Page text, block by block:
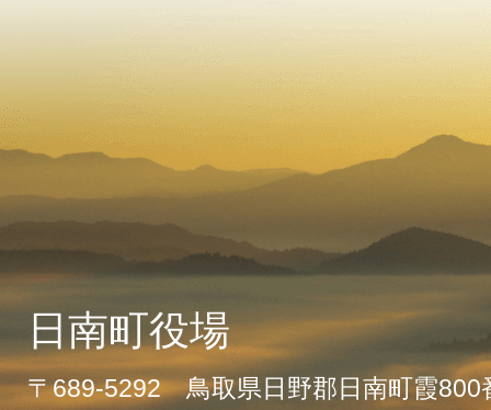
日南町役場
〒689-5292 鳥取県日野郡日南町霞800